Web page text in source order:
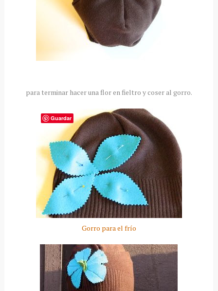
para terminar hacer una flor en fieltro y coser al gorro.
Gorro para el frío
Guardar